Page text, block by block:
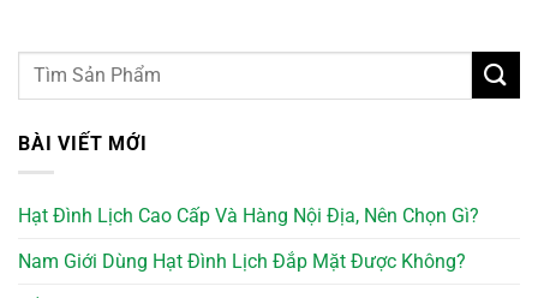
BÀI VIẾT MỚI
Hạt Đình Lịch Cao Cấp Và Hàng Nội Địa, Nên Chọn Gì?
Nam Giới Dùng Hạt Đình Lịch Đắp Mặt Được Không?